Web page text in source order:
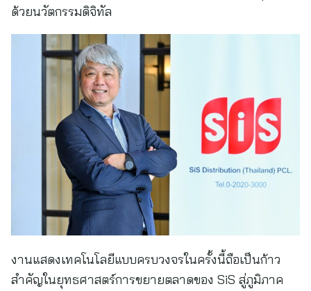
ด้วยนวัตกรรมดิจิทัล
งานแสดงเทคโนโลยีแบบครบวงจรในครั้งนี้ถือเป็นก้าว
สำคัญในยุทธศาสตร์การขยายตลาดของ SiS สู่ภูมิภาค